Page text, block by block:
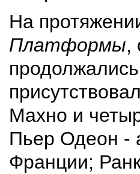
На
Платформы,
Махно и
Пьер Одеон -
Франции;